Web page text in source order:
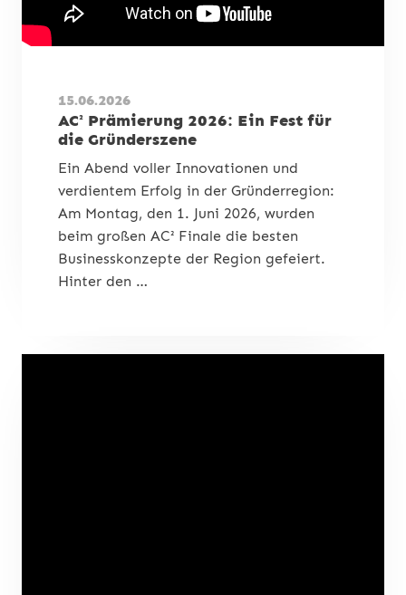
15.06.2026
AC² Prämierung 2026: Ein Fest für
die Gründerszene
Ein Abend voller Innovationen und
verdientem Erfolg in der Gründerregion:
Am Montag, den 1. Juni 2026, wurden
beim großen AC² Finale die besten
Businesskonzepte der Region gefeiert.
Hinter den …